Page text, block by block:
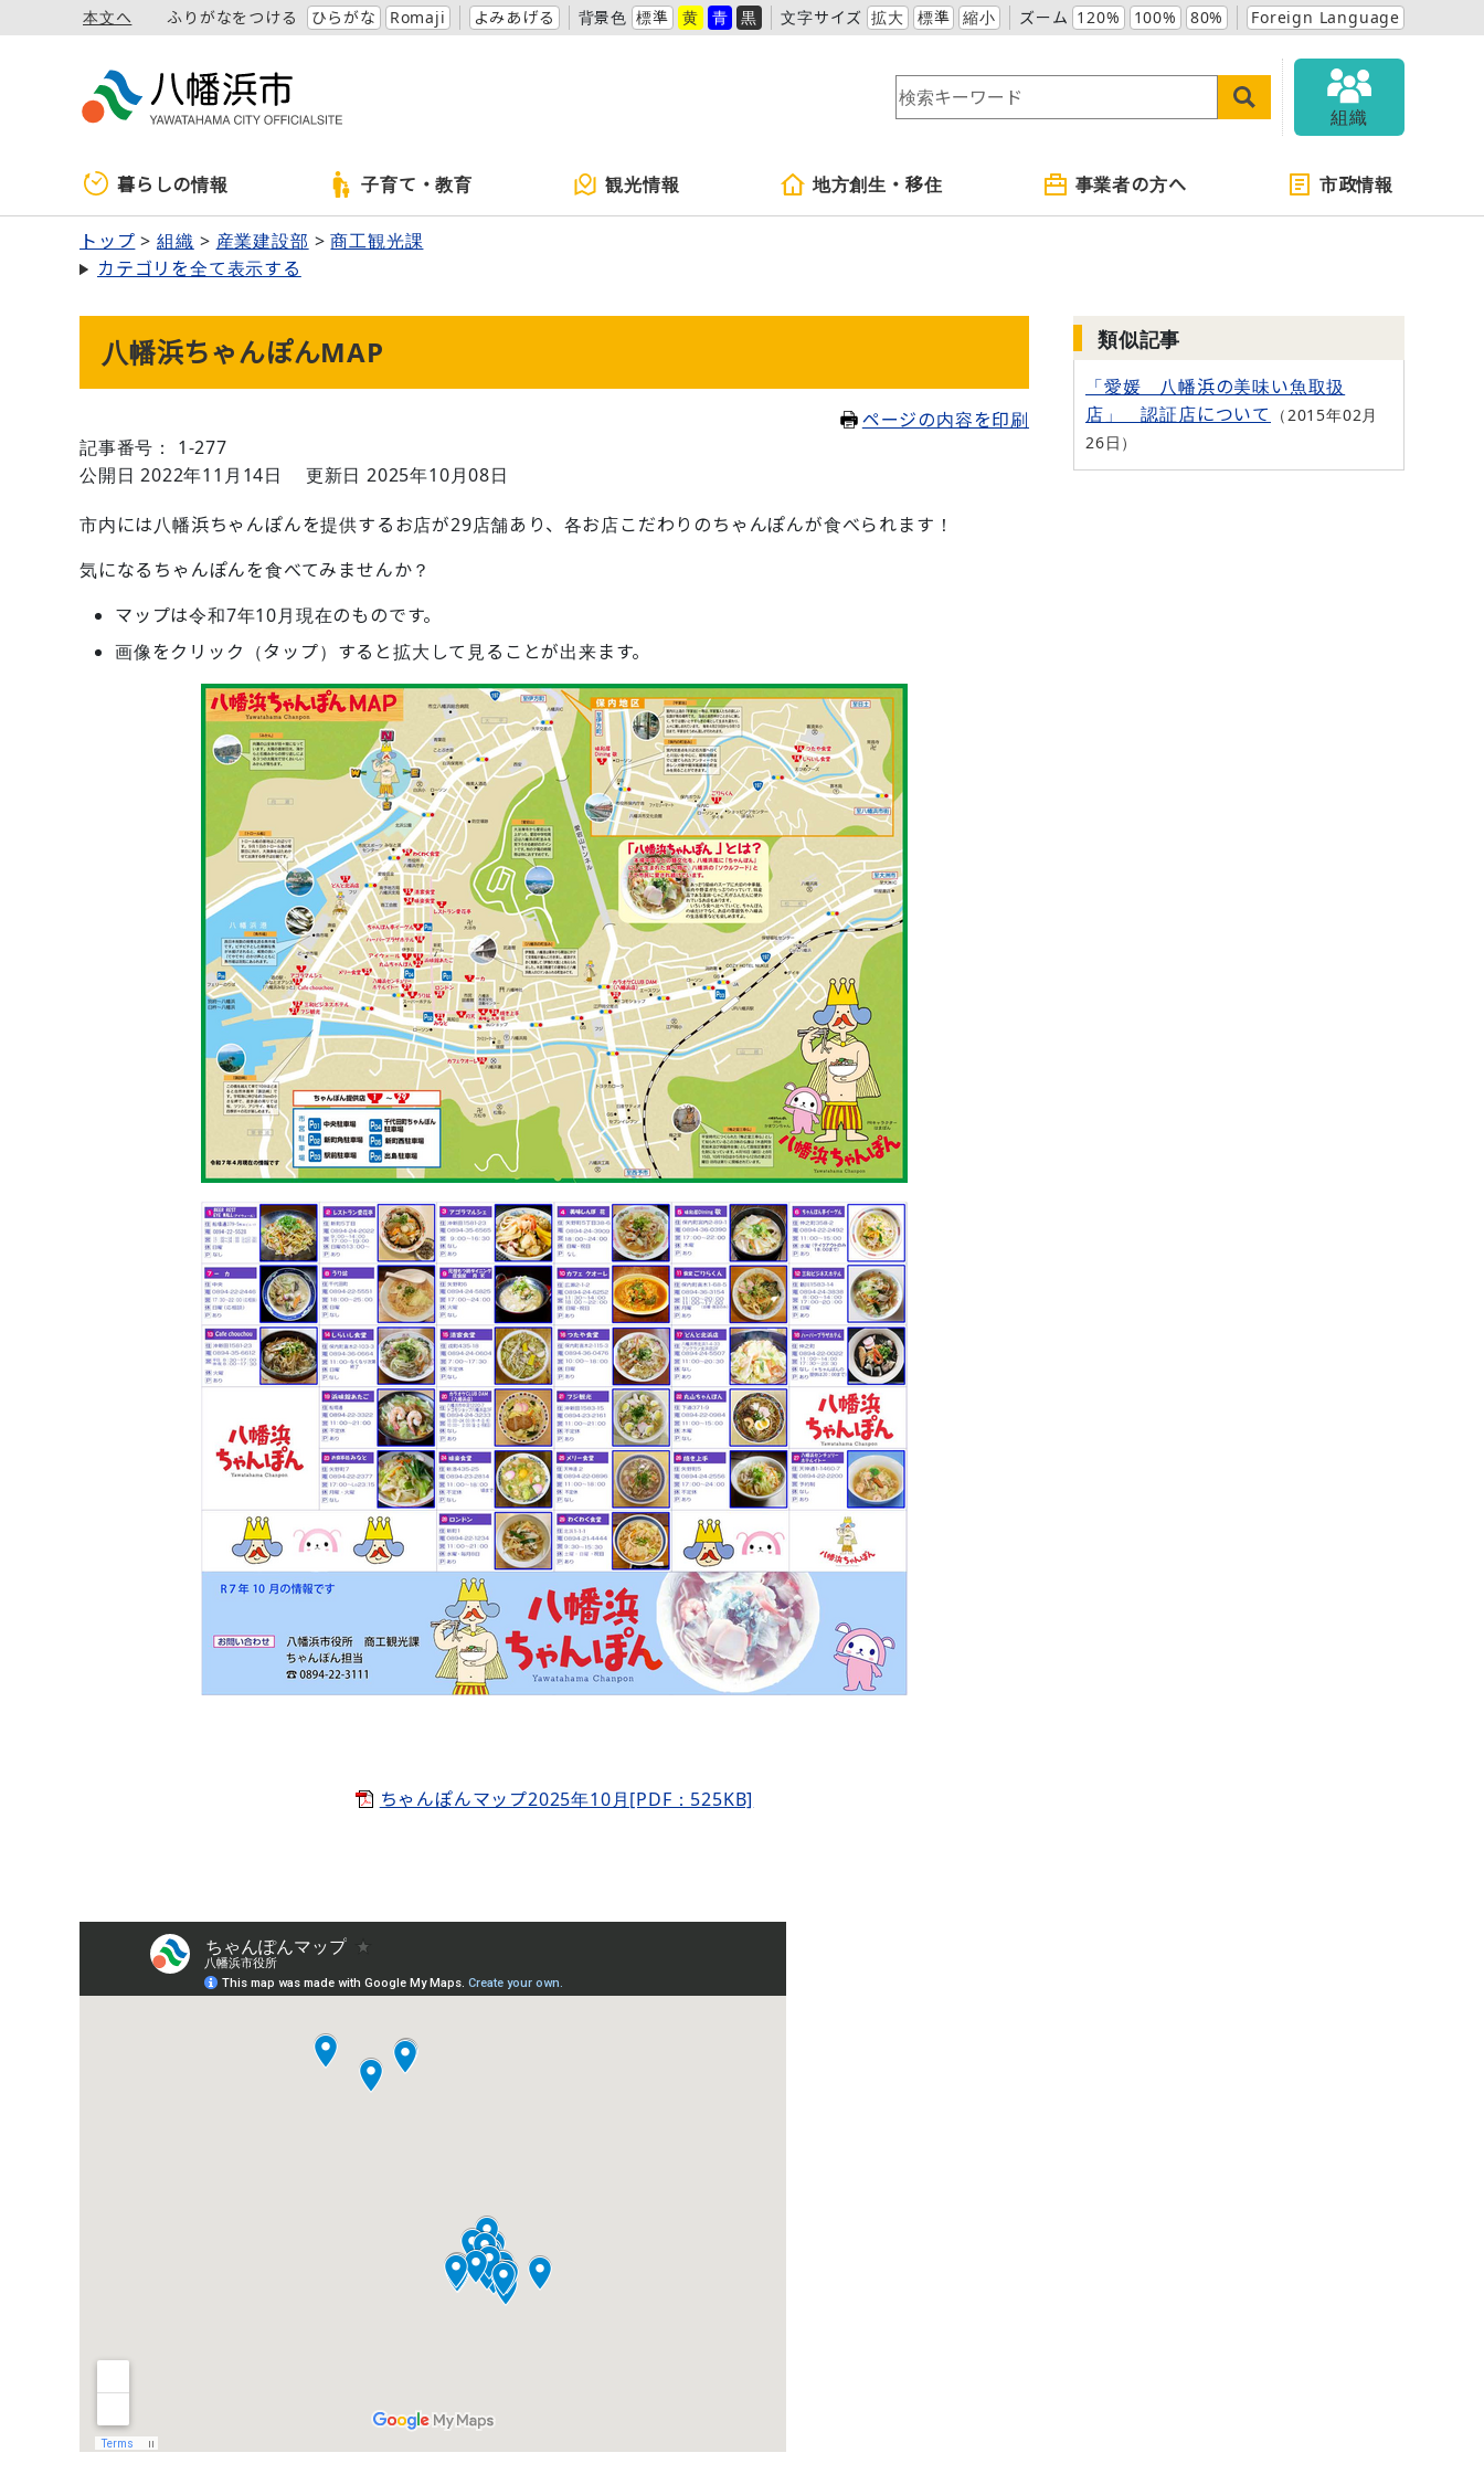
本文へ ふりがなをつける ひらがな Romaji よみあげる 背景色 標準 黄 青 黒 文字サイズ 拡大 標準 縮小 ズーム 120% 100% 80% Foreign Language
組織
暮らしの情報 子育て・教育 観光情報 地方創生・移住 事業者の方へ 市政情報
トップ 組織 産業建設部
商工観光課
カテゴリを全て表示する
八幡浜ちゃんぽんMAP
ページの内容を印刷
記事番号： 1-277
公開日 2022年11月14日
更新日 2025年10月08日
市内には八幡浜ちゃんぽんを提供するお店が29店舗あり、各お店こだわりのちゃんぽんが食べられます！
気になるちゃんぽんを食べてみませんか？
マップは令和7年10月現在のものです。
画像をクリック（タップ）すると拡大して見ることが出来ます。
ちゃんぽんマップ2025年10月[PDF：525KB]
類似記事
「愛媛 八幡浜の美味い魚取扱
店」 認証店について
2015年02月
26日